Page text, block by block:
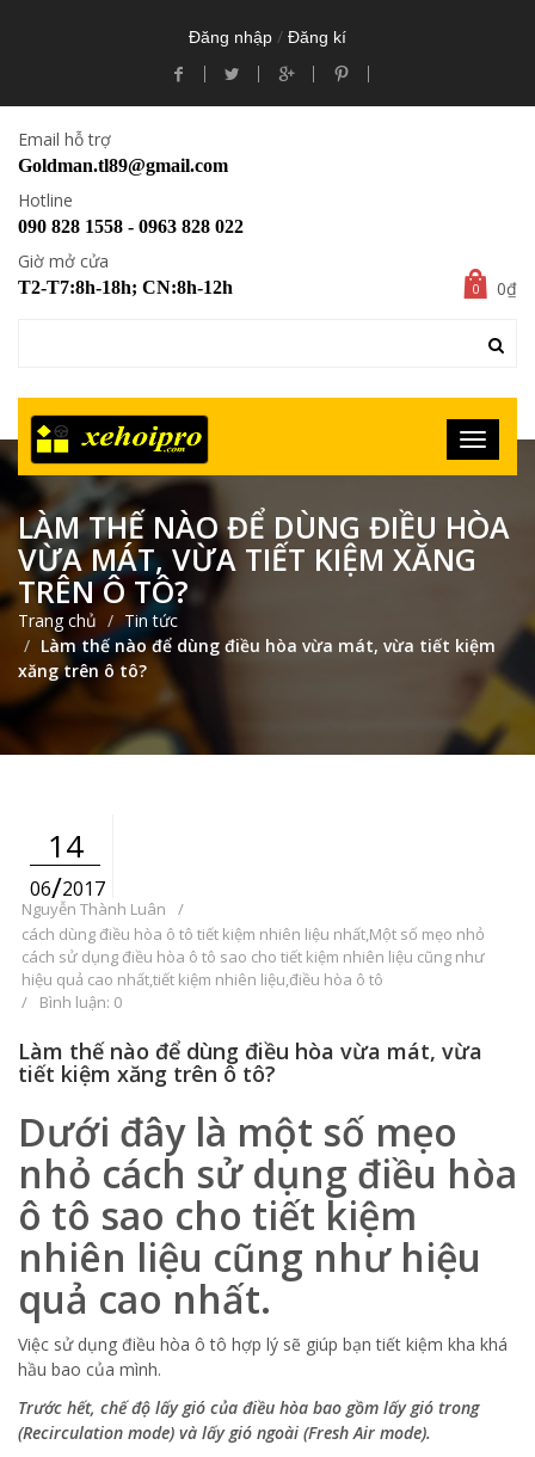
Đăng nhập / Đăng kí
Email hỗ trợ
Goldman.tl89@gmail.com
Hotline
090 828 1558 - 0963 828 022
Giờ mở cửa
T2-T7:8h-18h; CN:8h-12h 0 0₫
LÀM THẾ NÀO ĐỂ DÙNG ĐIỀU HÒA
VỪA MÁT, VỪA TIẾT KIỆM XĂNG
TRÊN Ô TÔ?
Trang chủ
Tin tức
Làm thế nào để dùng điều hòa vừa mát, vừa tiết kiệm
xăng trên ô tô?
14
06/2017
Nguyễn Thành Luân
/
cách dùng điều hòa ô tô tiết kiệm nhiên liệu nhất Một số mẹo nhỏ
cách sử dụng điều hòa ô tô sao cho tiết kiệm nhiên liệu cũng như
hiệu quả cao nhấttiết kiệm nhiên liệu điều hòa ô tô
/
Bình luận: 0
Làm thế nào để dùng điều hòa vừa mát, vừa
tiết kiệm xăng trên ô tô?
Dưới đây là một số mẹo
nhỏ cách sử dụng điều hòa
ô tô sao cho tiết kiệm
nhiên liệu cũng như hiệu
quả cao nhất.
Việc sử dụng điều hòa ô tô hợp lý sẽ giúp bạn tiết kiệm kha khá
hầu bao của mình.
Trước hết, chế độ lấy gió của điều hòa bao gồm lấy gió trong
(Recirculation mode) và lấy gió ngoài (Fresh Air mode).